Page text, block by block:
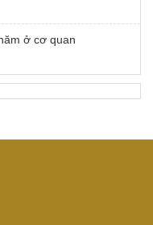
ở cơ quan